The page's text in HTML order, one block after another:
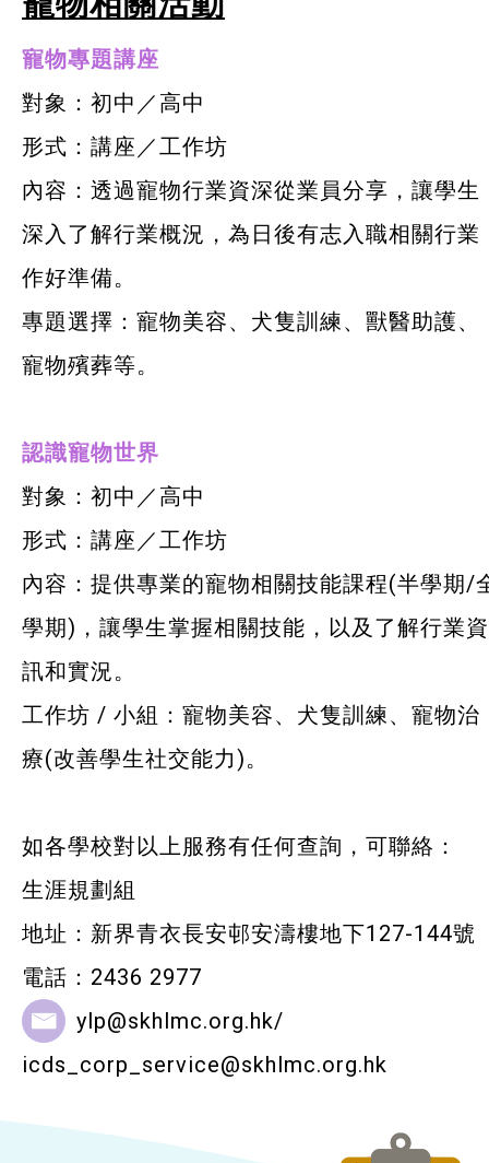
寵物專題講座
對象：初中／高中
形式：講座／工作坊
內容：透過寵物行業資深從業員分享，讓學生
深入了解行業概況，為日後有志入職相關行業
作好準備。
專題選擇：寵物美容、犬隻訓練、獸醫助護、
寵物殯葬等。
認識寵物世界
對象：初中／高中
形式：講座／工作坊
內容：提供專業的寵物相關技能課程(半學期/
學期)，讓學生掌握相關技能，以及了解行業資
訊和實況。
工作坊 / 小組：寵物美容、犬隻訓練、寵物治
療(改善學生社交能力)。
如各學校對以上服務有任何查詢，可聯絡：
生涯規劃組
地址：新界青衣長安邨安濤樓地下127-144號
電話：2436 2977
ylp@skhlmc.org.hk/
icds_corp_service@skhlmc.org.hk